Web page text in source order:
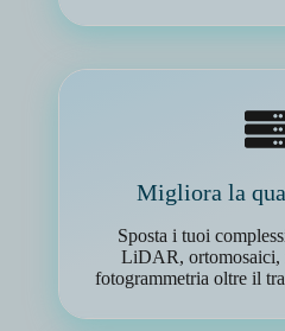
Migliora la
Sposta i tuoi
LiDAR, ortomosaici,
fotogrammetria oltre il